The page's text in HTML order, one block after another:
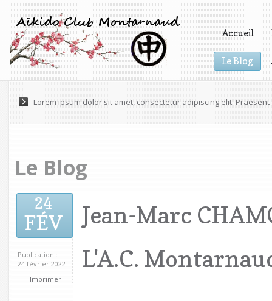
Accueil
Le Blog
Lorem ipsum dolor sit amet, consectetur adipiscing elit.
Le Blog
24
FÉV
Publication :
24 février 2022
Imprimer
Jean-Marc
L'A.C.